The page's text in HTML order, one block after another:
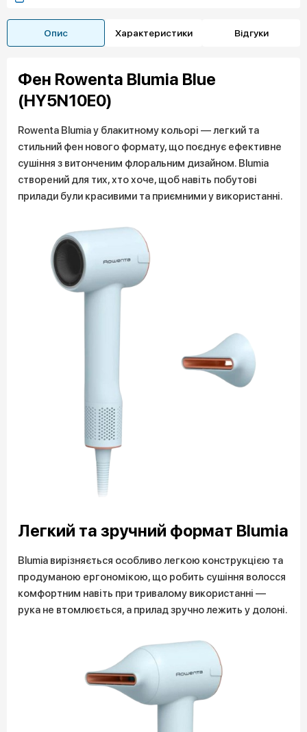
Опис Характеристики Відгуки
Фен Rowenta Blumia Blue
(HY5N10E0)
Rowenta Blumia у блакитному кольорі — легкий та
стильний фен нового формату, що поєднує ефективне
сушіння з витонченим флоральним дизайном. Blumia
створений для тих, хто хоче, щоб навіть побутові
прилади були красивими та приємними у використанні.
Легкий та зручний формат Blumia
Blumia вирізняється особливо легкою конструкцією та
продуманою ергономікою, що робить сушіння волосся
комфортним навіть при тривалому використанні —
рука не втомлюється, а прилад зручно лежить у долоні.